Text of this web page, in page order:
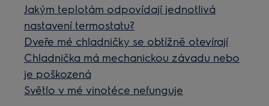
Jakým teplotám odpovídají jednotlivá
nastavení termostatu?
Dveře mé chladničky se obtížně otevírají
Chladnička má mechanickou závadu nebo
je poškozená
Světlo v mé vinotéce nefunguje